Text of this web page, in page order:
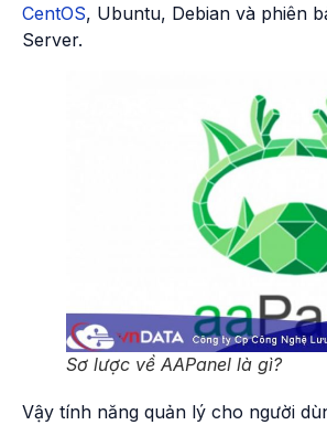
CentOS, Ubuntu, Debian và phiên
Server.
Sơ lược về AAPanel là gì?
Vậy tính năng quản lý cho người